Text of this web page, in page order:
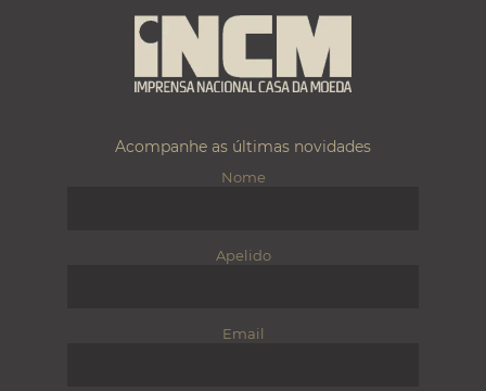
Acompanhe as últimas novidades
Nome
Apelido
Email